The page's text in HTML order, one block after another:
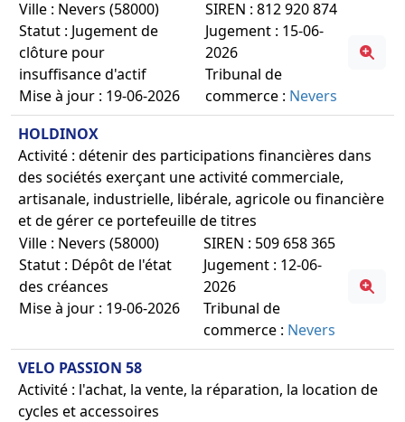
Ville : Nevers (58000)
Statut : Jugement de
clôture pour
insuffisance d'actif
Mise à jour : 19-06-2026
SIREN : 812 920 874
Jugement : 15-06-
2026
Tribunal de
commerce : Nevers
HOLDINOX
Activité : détenir des participations financières dans
des sociétés exerçant une activité commerciale,
artisanale, industrielle, libérale, agricole ou financière
et de gérer ce portefeuille de titres
Ville : Nevers (58000)
Statut : Dépôt de l'état
des créances
Mise à jour : 19-06-2026
SIREN : 509 658 365
Jugement : 12-06-
2026
Tribunal de
commerce : Nevers
VELO PASSION 58
Activité : l'achat, la vente, la réparation, la location de
cycles et accessoires